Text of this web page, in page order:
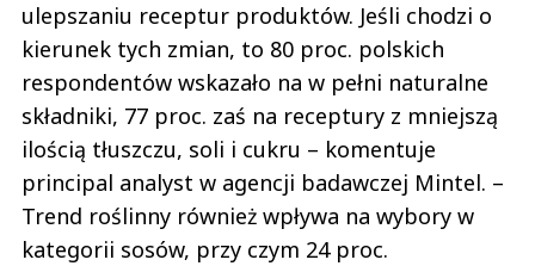
ulepszaniu receptur produktów. Jeśli chodzi o
kierunek tych zmian, to 80 proc. polskich
respondentów wskazało na w pełni naturalne
składniki, 77 proc. zaś na receptury z mniejszą
ilością tłuszczu, soli i cukru – komentuje
principal analyst w agencji badawczej Mintel. –
Trend roślinny również wpływa na wybory w
kategorii sosów, przy czym 24 proc.